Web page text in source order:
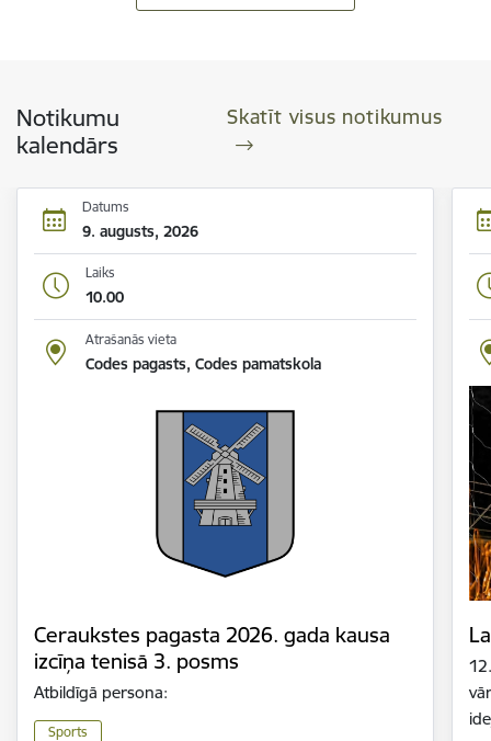
Notikumu
kalendārs
Skatīt visus notikumus
Datums
9. augusts, 2026
Laiks
10.00
Atrašanās vieta
Codes pagasts, Codes pamatskola
Ceraukstes pagasta 2026. gada kausa
izcīņa tenisā 3. posms
Atbildīgā persona:
Sports